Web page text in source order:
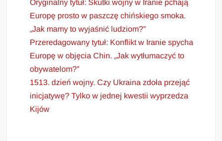
Oryginalny tytuł: Skutki wojny w Iranie pchają
Europę prosto w paszczę chińskiego smoka.
„Jak mamy to wyjaśnić ludziom?”
Przeredagowany tytuł: Konflikt w Iranie spycha
Europę w objęcia Chin. „Jak wytłumaczyć to
obywatelom?”
1513. dzień wojny. Czy Ukraina zdoła przejąć
inicjatywę? Tylko w jednej kwestii wyprzedza
Kijów